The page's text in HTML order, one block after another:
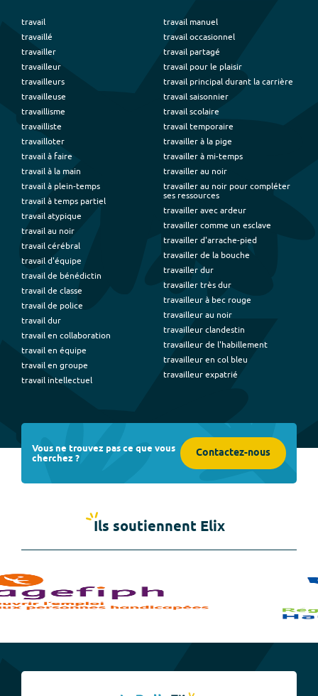
travail
travaillé
travailler
travailleur
travailleurs
travailleuse
travaillisme
travailliste
travailloter
travail à faire
travail à la main
travail à plein-temps
travail à temps partiel
travail atypique
travail au noir
travail cérébral
travail d'équipe
travail de bénédictin
travail de classe
travail de police
travail dur
travail en collaboration
travail en équipe
travail en groupe
travail intellectuel
travail manuel
travail occasionnel
travail partagé
travail pour le plaisir
travail principal durant la carrière
travail saisonnier
travail scolaire
travail temporaire
travailler à la pige
travailler à mi-temps
travailler au noir
travailler au noir pour compléter
ses ressources
travailler avec ardeur
travailler comme un esclave
travailler d'arrache-pied
travailler de la bouche
travailler dur
travailler très dur
travailleur à bec rouge
travailleur au noir
travailleur clandestin
travailleur de l'habillement
travailleur en col bleu
travailleur expatrié
Vous ne trouvez pas ce que vous
cherchez ? Contactez-nous
Ils soutiennent Elix